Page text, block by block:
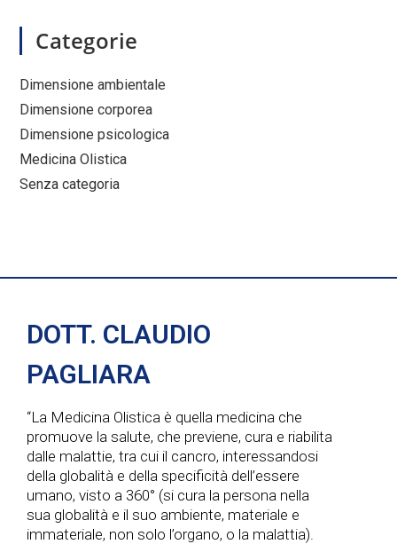
Categorie
Dimensione ambientale
Dimensione corporea
Dimensione psicologica
Medicina Olistica
Senza categoria
DOTT. CLAUDIO
PAGLIARA
“La Medicina Olistica è quella medicina che
promuove la salute, che previene, cura e riabilita
dalle malattie, tra cui il cancro, interessandosi
della globalità e della specificità dell’essere
umano, visto a 360° (si cura la persona nella
sua globalità e il suo ambiente, materiale e
immateriale, non solo l’organo, o la malattia).